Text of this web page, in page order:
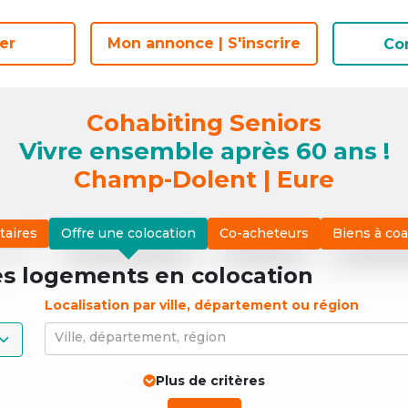
Mon annonce | S'inscrire
Mon annonce | S'inscrire
Cohabiting Seniors
Vivre ensemble après 60 ans !
Champ-Dolent | Eure
Offre une colocation Co-acheteurs Biens à
logements en colocation
Localisation par ville, département ou région
Ville, département, région
Plus de critères